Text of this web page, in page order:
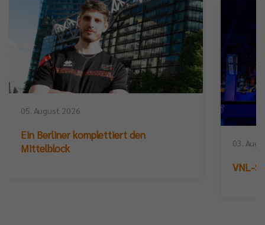
05. August 2026
Ein Berliner komplettiert den
Mittelblock
03.
VNL-